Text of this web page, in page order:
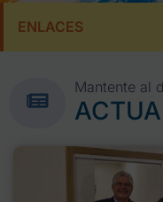
ENLACES
Mantente al